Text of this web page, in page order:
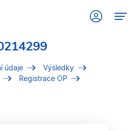
údaje
Výsledky
Registrace OP